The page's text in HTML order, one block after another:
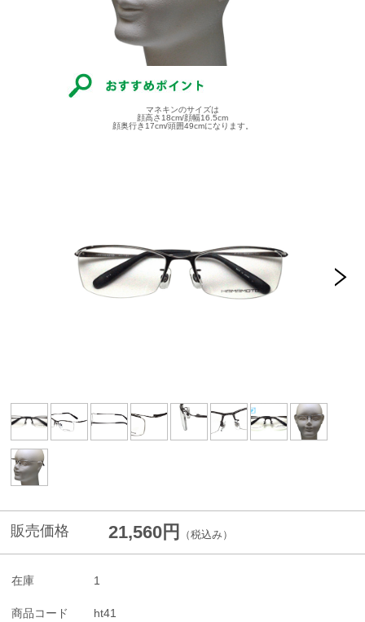
マネキンのサイズは
顔高さ18cm/顔幅16.5cm
顔奥行き17cm/頭囲49cmになります。
販売価格 21,560円 （税込み）
在庫 1
商品コード ht41